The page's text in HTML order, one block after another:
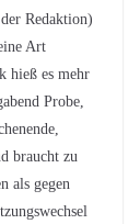
Redaktion)
Art
hieß es mehr
Probe,
braucht zu
als gegen